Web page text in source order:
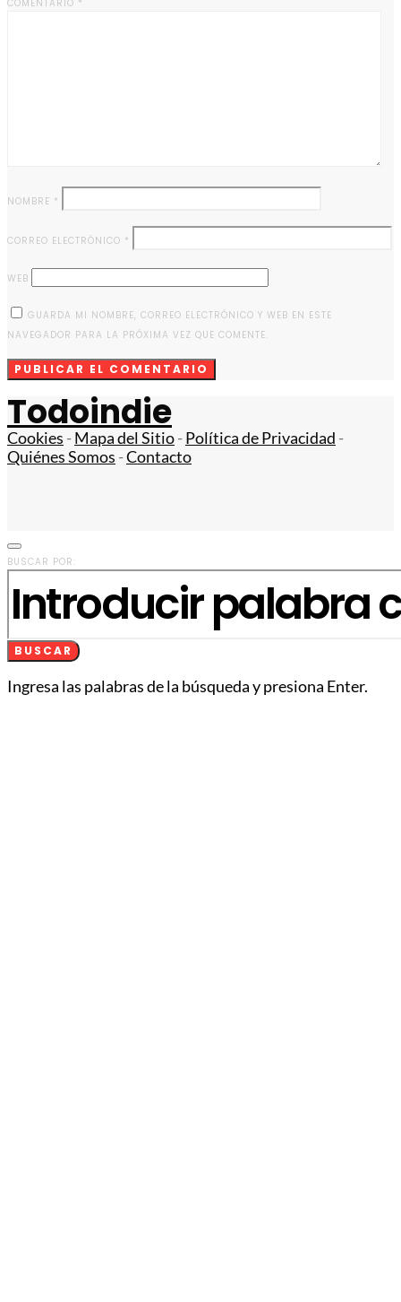
COMENTARIO *
NOMBRE *
CORREO ELECTRÓNICO *
WEB
GUARDA MI NOMBRE, CORREO ELECTRÓNICO Y WEB EN ESTE
NAVEGADOR PARA LA PRÓXIMA VEZ QUE COMENTE.
Todoindie
Cookies -Mapa del Sitio-Política de Privacidad -
Quiénes Somos -Contacto
BUSCAR POR:
BUSCAR
Ingresa las palabras de la búsqueda y presiona Enter.